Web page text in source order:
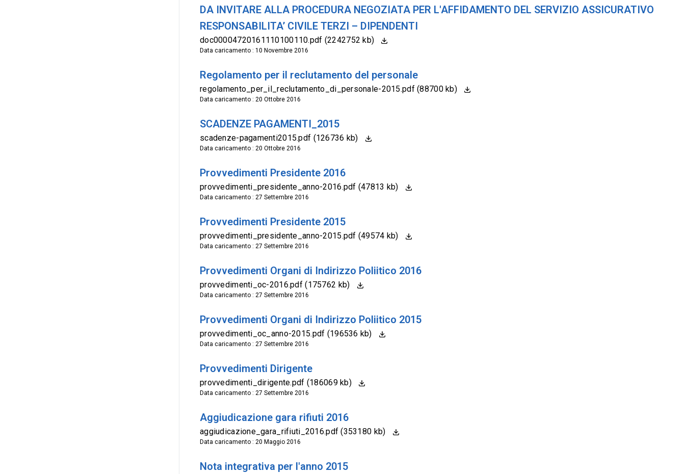
DA INVITARE ALLA PROCEDURA NEGOZIATA PER L'AFFIDAMENTO DEL SERVIZIO ASSICURATIVO
RESPONSABILITA’ CIVILE TERZI – DIPENDENTI
doc00004720161110100110.pdf (2242752 kb)
Data caricamento : 10 Novembre 2016
Regolamento per il reclutamento del personale
regolamento_per_il_reclutamento_di_personale-2015.pdf (88700 kb)
Data caricamento : 20 Ottobre 2016
SCADENZE PAGAMENTI_2015
scadenze-pagamenti2015.pdf (126736 kb)
Data caricamento : 20 Ottobre 2016
Provvedimenti Presidente 2016
provvedimenti_presidente_anno-2016.pdf (47813 kb)
Data caricamento : 27 Settembre 2016
Provvedimenti Presidente 2015
provvedimenti_presidente_anno-2015.pdf (49574 kb)
Data caricamento : 27 Settembre 2016
Provvedimenti Organi di Indirizzo Poliitico 2016
provvedimenti_oc-2016.pdf (175762 kb)
Data caricamento : 27 Settembre 2016
Provvedimenti Organi di Indirizzo Poliitico 2015
provvedimenti_oc_anno-2015.pdf (196536 kb)
Data caricamento : 27 Settembre 2016
Provvedimenti Dirigente
provvedimenti_dirigente.pdf (186069 kb)
Data caricamento : 27 Settembre 2016
Aggiudicazione gara rifiuti 2016
aggiudicazione_gara_rifiuti_2016.pdf (353180 kb)
Data caricamento : 20 Maggio 2016
Nota integrativa per l'anno 2015